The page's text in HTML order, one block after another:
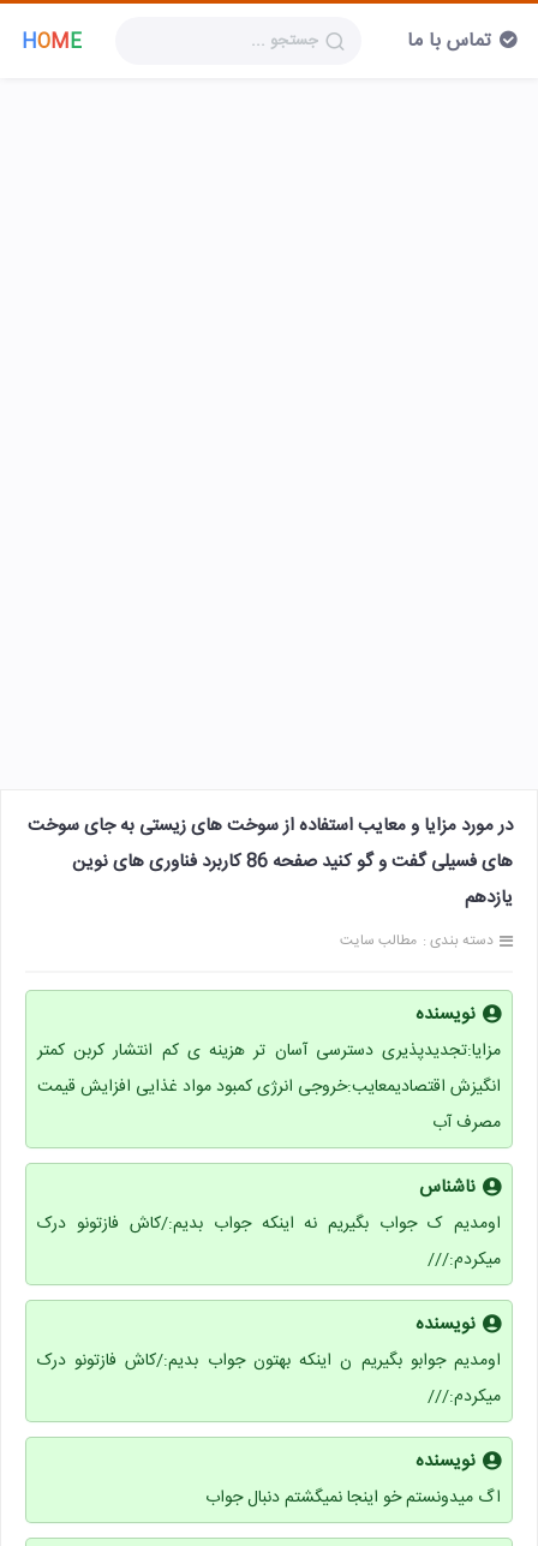
HOME تماس با ما
در مورد مزایا و معایب استفاده از سوخت های زیستی به جای سوخت
های فسیلی گفت و گو کنید صفحه 86 کاربرد فناوری های نوین
یازدهم
دسته بندی : مطالب سایت
نویسنده
مزایا:تجدیدپذیری دسترسی آسان تر هزینه ی کم انتشار کربن کمتر
انگیزش اقتصادیمعایب:خروجی انرژی کمبود مواد غذایی افزایش قیمت
مصرف آب
ناشناس
اومدیم ک جواب بگیریم نه اینکه جواب بدیم:/کاش فازتونو درک
میکردم:///
نویسنده
اومدیم جوابو بگیریم ن اینکه بهتون جواب بدیم:/کاش فازتونو درک
میکردم:///
نویسنده
اگ میدونستم خو اینجا نمیگشتم دنبال جواب